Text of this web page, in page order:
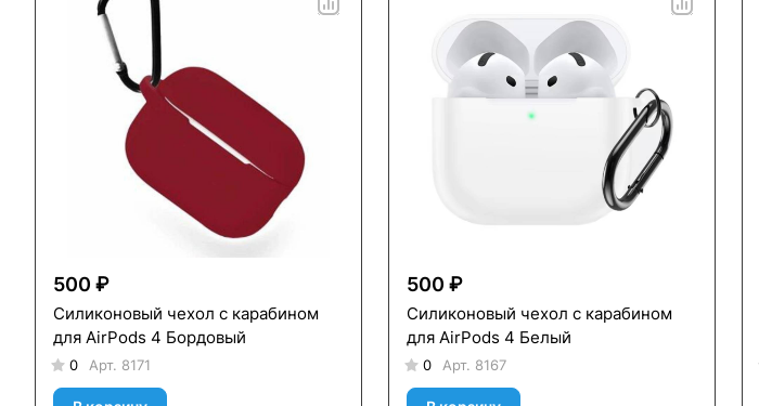
500 ₽
Силиконовый чехол c карабином
для AirPods 4 Бордовый
0 Арт. 8171
500 ₽
Силиконовый чехол c карабином
для AirPods 4 Белый
0 Арт. 8167